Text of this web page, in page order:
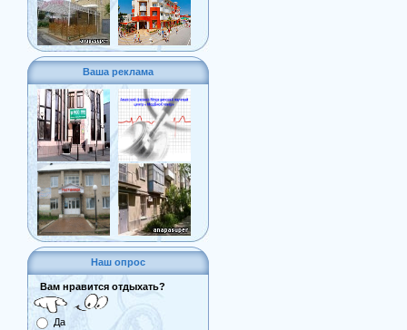
Ваша реклама
Наш опрос
Вам нравится отдыхать?
Да